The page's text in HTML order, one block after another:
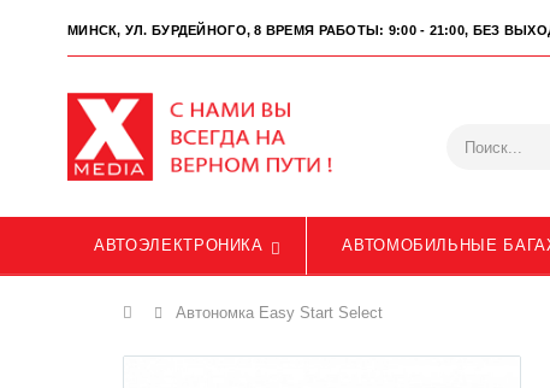
МИНСК, УЛ. БУРДЕЙНОГО, 8 ВРЕМЯ РАБОТЫ: 9:00 - 21:00, БЕЗ
АВТОЭЛЕКТРОНИКА АВТОМОБИЛЬНЫЕ
Главная
Автономка Easy Start Select